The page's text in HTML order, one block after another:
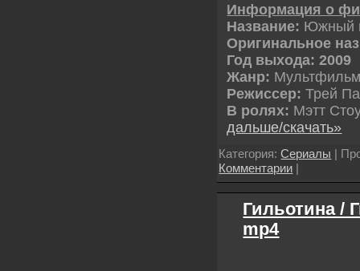
Информация о
Название: Южный
Оригинальное
Год выхода: 2009
Жанр:
Режиссер:Трей
В ролях: Мэтт
дальше/скачать»
Категория:Сериалы |
Комментарии |
Гильотина /
mp4